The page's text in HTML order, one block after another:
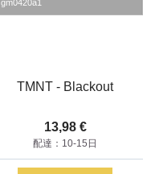
gm0420a1
TMNT - Blackout
13,98 €
配達：10-15日